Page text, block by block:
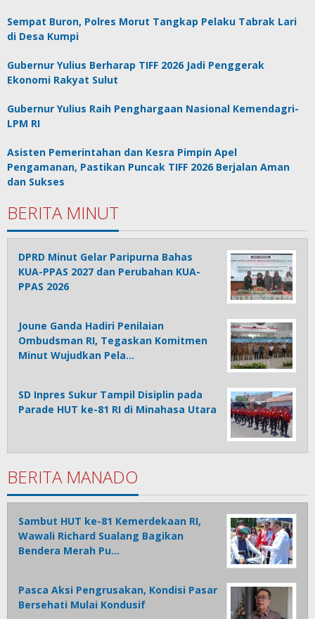
Sempat Buron, Polres Morut Tangkap Pelaku Tabrak Lari
di Desa Kumpi
Gubernur Yulius Berharap TIFF 2026 Jadi Penggerak
Ekonomi Rakyat Sulut
Gubernur Yulius Raih Penghargaan Nasional Kemendagri-
LPM RI
Asisten Pemerintahan dan Kesra Pimpin Apel
Pengamanan, Pastikan Puncak TIFF 2026 Berjalan Aman
dan Sukses
BERITA MINUT
DPRD Minut Gelar Paripurna Bahas
KUA-PPAS 2027 dan Perubahan KUA-
PPAS 2026
Joune Ganda Hadiri Penilaian
Ombudsman RI, Tegaskan Komitmen
Minut Wujudkan Pela…
SD Inpres Sukur Tampil Disiplin pada
Parade HUT ke-81 RI di Minahasa Utara
BERITA MANADO
Sambut HUT ke-81 Kemerdekaan RI,
Wawali Richard Sualang Bagikan
Bendera Merah Pu…
Pasca Aksi Pengrusakan, Kondisi Pasar
Bersehati Mulai Kondusif